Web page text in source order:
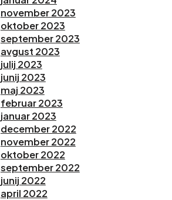
november 2023
oktober 2023
september 2023
avgust 2023
julij 2023
junij 2023
maj 2023
februar 2023
januar 2023
december 2022
november 2022
oktober 2022
september 2022
junij 2022
april 2022